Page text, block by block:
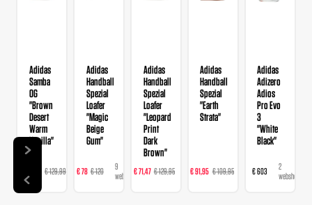
Adidas
Samba
OG
"Brown
Desert
Warm
Vanilla"
€ 129,99
14
webshops
Adidas
Handball
Spezial
Loafer
"Magic
Beige
Gum"
€ 78 € 120
9
webshops
Adidas
Handball
Spezial
Loafer
"Leopard
Print
Dark
Brown"
€ 71,47 € 129,95
webshops
Adidas
Handball
Spezial
"Earth
Strata"
€ 91,95 € 109,95
webshops
Adidas
Adizero
Adios
Pro Evo
3
"White
Black"
€ 603
2
webshops